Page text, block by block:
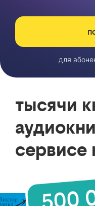
для
тысячи
сервисе